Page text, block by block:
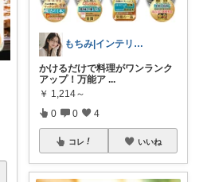
もちみ|インテリア・美容・ごはんLove
かけるだけで料理がワンランク
アップ！万能ア ...
￥ 1,214～
0 0 4
コレ いいね